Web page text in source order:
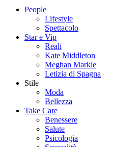
People
Lifestyle
Spettacolo
Star e Vip
Reali
Kate Middleton
Meghan Markle
Letizia di Spagna
Stile
Moda
Bellezza
Take Care
Benessere
Salute
Psicologia